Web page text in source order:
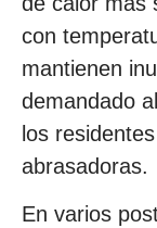
con
mantienen
demandado
los
abrasadoras.
En varios